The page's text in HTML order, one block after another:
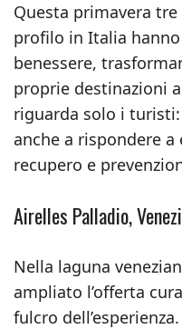
Questa primavera
profilo in Italia
benessere,
proprie destinazioni
riguarda solo i
anche a rispondere
recupero e
Airelles Palladio,
Nella laguna
ampliato l’offerta
fulcro